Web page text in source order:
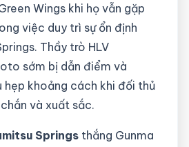
Wings khi họ vẫn gặp
việc duy trì sự ổn định
Thầy trò HLV
sớm bị dẫn điểm và
hẹp khoảng cách khi đối thủ
và xuất sắc.
Springs thắng Gunma